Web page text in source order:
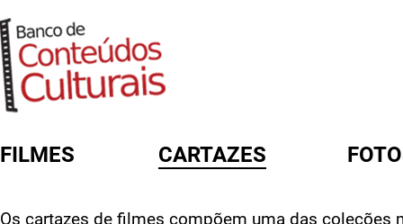
FILMES CARTAZES
Os cartazes de filmes compõem uma das
FORMULÁRIO DE BUSCA